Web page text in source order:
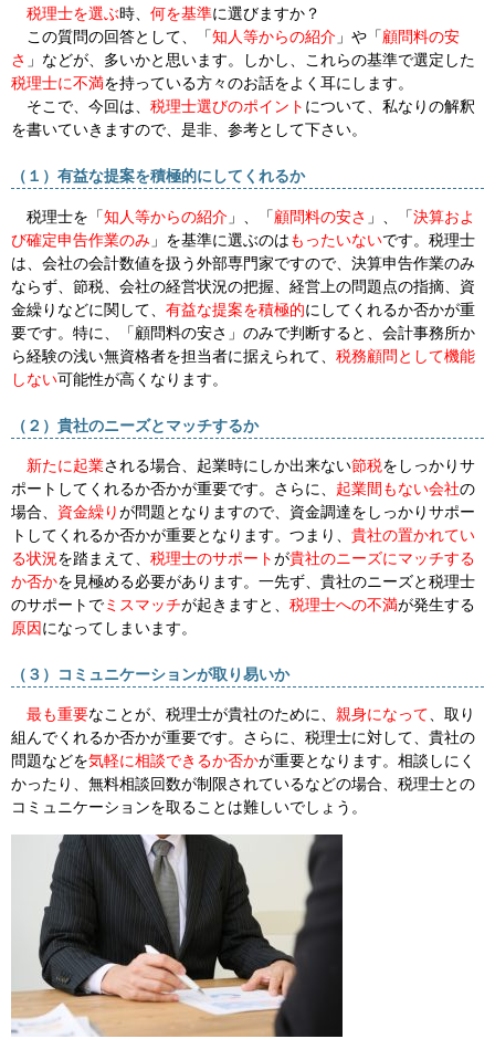
税理士を選ぶ時、 何を基準に選びますか？
この質問の回答として、「知人等からの紹介 」や「顧問料の安
さ 」などが、多いかと思います。しかし、これらの基準で選定した
税理士に不満を持っている方々のお話をよく耳にします。
そこで、今回は、 税理士選びのポイント について、私なりの解釈
を書いていきますので、是非、参考として下さい。
（１）有益な提案を積極的にしてくれるか
税理士を「知人等からの紹介 」、「顧問料の安さ 」、「決算およ
び確定申告作業のみ 」を基準に選ぶのはもったいないです。税理士
は、会社の会計数値を扱う外部専門家ですので、決算申告作業のみ
ならず、節税、会社の経営状況の把握、経営上の問題点の指摘、資
金繰りなどに関して、 有益な提案を積極的にしてくれるか否かが重
要です。特に、「顧問料の安さ」のみで判断すると、会計事務所か
ら経験の浅い無資格者を担当者に据えられて、 税務顧問として機能
しない可能性が高くなります。
（２）貴社のニーズとマッチするか
新たに起業される場合、起業時にしか出来ない節税をしっかりサ
ポートしてくれるか否かが重要です。さらに、 起業間もない会社の
場合、 資金繰りが問題となりますので、 資金調達をしっかりサポー
トしてくれるか否かが重要となります。つまり、 貴社の置かれてい
る状況を踏まえて、 税理士のサポートが貴社のニーズにマッチする
か否かを見極める必要があります。一先ず、貴社のニーズと税理士
のサポートでミスマッチが起きますと、 税理士への不満が発生する
原因になってしまいます。
（３）コミュニケーションが取り易いか
最も重要なことが、税理士が貴社のために、 親身になって 、取り
組んでくれるか否かが重要です。さらに、税理士に対して、貴社の
問題などを気軽に相談できるか否かが重要となります。相談しにく
かったり、無料相談回数が制限されているなどの場合、税理士との
コミュニケーションを取ることは難しいでしょう。